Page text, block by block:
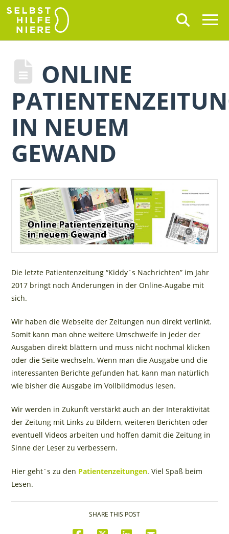
ONLINE
IN NEUEM
GEWAND
Die letzte Patientenzeitung “Kiddy´s Nachrichten” im Jahr
2017 bringt noch Änderungen in der Online-Augabe mit
sich.
Wir haben die Webseite der Zeitungen nun direkt verlinkt.
Somit kann man ohne weitere Umschweife in jeder der
Ausgaben direkt blättern und muss nicht nochmal klicken
oder die Seite wechseln. Wenn man die Ausgabe und die
interessanten Berichte gefunden hat, kann man natürlich
wie bisher die Ausgabe im Vollbildmodus lesen.
Wir werden in Zukunft verstärkt auch an der Interaktivität
der Zeitung mit Links zu Bildern, weiteren Berichten oder
eventuell Videos arbeiten und hoffen damit die Zeitung in
Sinne der Leser zu verbessern.
Hier geht´s zu den Patientenzeitungen. Viel Spaß beim
Lesen.
SHARE THIS POST